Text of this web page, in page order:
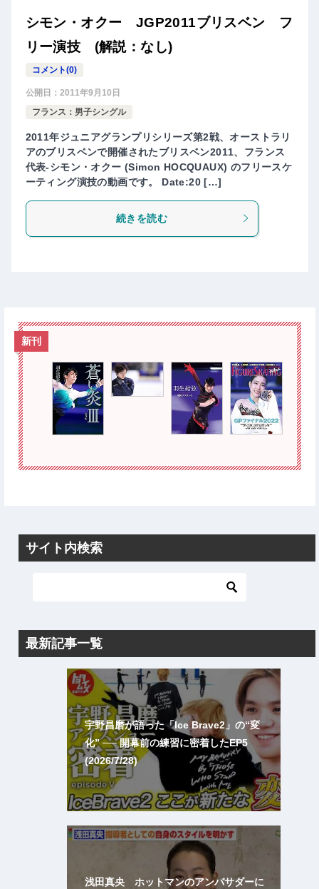
シモン・オクー JGP2011ブリスベン フ
リー演技 (解説：なし)
コメント(0)
公開日： 2011年9月10日
フランス：男子シングル
2011年ジュニアグランプリシリーズ第2戦、オーストラリ
アのブリスベンで開催されたブリスベン2011、フランス
代表-シモン・オクー (Simon HOCQUAUX) のフリースケ
ーティング演技の動画です。 Date:20 […]
続きを読む
新刊
サイト内検索
最新記事一覧
宇野昌磨が語った「Ice Brave2」の“変
化” ── 開幕前の練習に密着したEP5
(2026/7/28)
浅田真央 ホットマンのアンバサダーに